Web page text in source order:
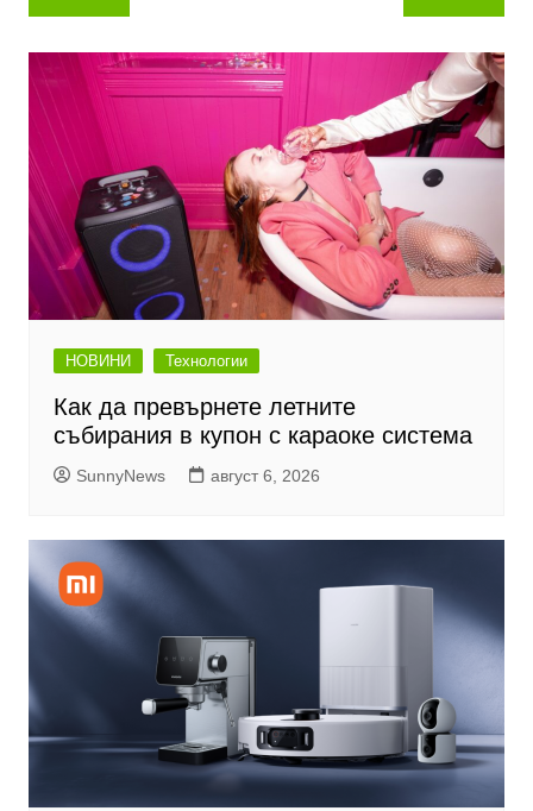
НОВИНИ Технологии
Как да превърнете летните
събирания в купон с караоке система
SunnyNews август 6, 2026